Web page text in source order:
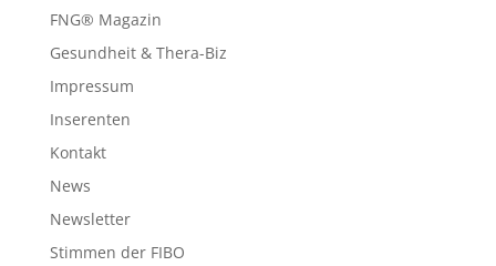
FNG® Magazin
Gesundheit & Thera-Biz
Impressum
Inserenten
Kontakt
News
Newsletter
Stimmen der FIBO